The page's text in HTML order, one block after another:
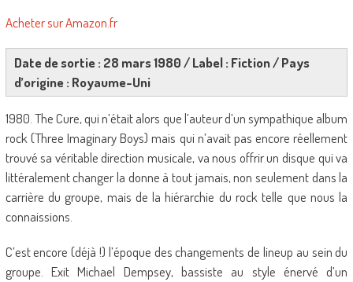
Acheter sur Amazon.fr
Date de sortie : 28 mars 1980 / Label : Fiction / Pays
d’origine : Royaume-Uni
1980. The Cure, qui n’était alors que l’auteur d’un sympathique album
rock (Three Imaginary Boys) mais qui n’avait pas encore réellement
trouvé sa véritable direction musicale, va nous offrir un disque qui va
littéralement changer la donne à tout jamais, non seulement dans la
carrière du groupe, mais de la hiérarchie du rock telle que nous la
connaissions.
C’est encore (déjà !) l’époque des changements de lineup au sein du
groupe. Exit Michael Dempsey, bassiste au style énervé d’un